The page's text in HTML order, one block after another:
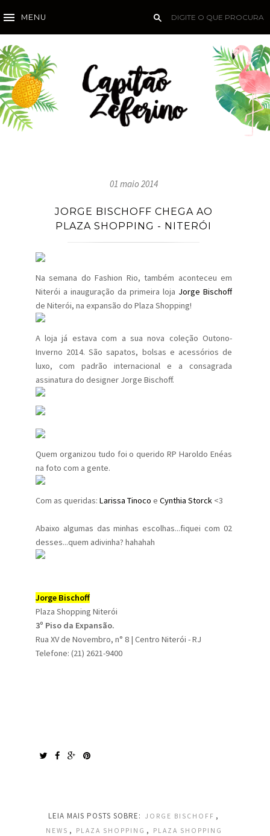
MENU
01 maio 2014
JORGE BISCHOFF CHEGA AO
PLAZA SHOPPING - NITERÓI
Na semana do Fashion Rio, também aconteceu em
Niterói a inauguração da primeira loja Jorge Bischoff
de Niterói, na expansão do Plaza Shopping!
A loja já estava com a sua nova coleção Outono-
Inverno 2014. São sapatos, bolsas e acessórios de
luxo, com padrão internacional e a consagrada
assinatura do designer Jorge Bischoff.
Quem organizou tudo foi o querido RP Haroldo Enéas
na foto com a gente.
Com as queridas: Larissa Tinoco e Cynthia Storck<3
Abaixo algumas das minhas escolhas...fiquei com 02
desses...quem adivinha? hahahah
Jorge Bischoff
Plaza Shopping Niterói
3º Piso da Expansão.
Rua XV de Novembro, n° 8 | Centro Niterói - RJ
Telefone: (21) 2621-9400
LEIA MAIS POSTS SOBRE: JORGE BISCHOFF ,
NEWS , PLAZA SHOPPING ,
PLAZA SHOPPING